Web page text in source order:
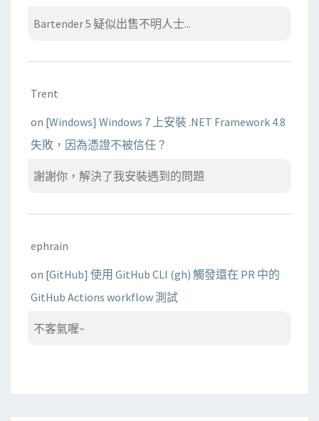
Bartender 5 疑似出售不明人士...
Trent
on [Windows] Windows 7 上安裝 .NET Framework 4.8
失敗，因為憑證不被信任？
謝謝你，解決了我安裝遇到的問題
ephrain
on [GitHub] 使用 GitHub CLI (gh) 觸發還在 PR 中的
GitHub Actions workflow 測試
不客氣喔~